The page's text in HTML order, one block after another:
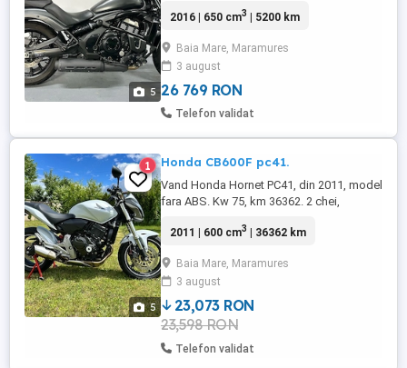
5
suplimentare, discurile si placutele de
telescoape fata ok, motorul cutia si
ambreajul lucra in parametrii normale.
Culoarea din fabrica .Pret 5100 negociabil
2016 | 650 cm3 | 5200 km
Baia Mare, Maramures
3 august
26 769 RON
Telefon validat
5
1 Honda CB600F pc41.
Vand Honda Hornet PC41, din 2011, model
fara ABS. Kw 75, km 36362. 2 chei,
pinioane recent schimbate. Vopsea in
inmatriculat si schimb de ulei filtre. Recent
importat. Motor-cutia-ambreaj sunt si
functioneaza in parametri normale. ...
2011 | 600 cm3 | 36362 km
Baia Mare, Maramures
3 august
23,073 RON
23,598 RON
Telefon validat